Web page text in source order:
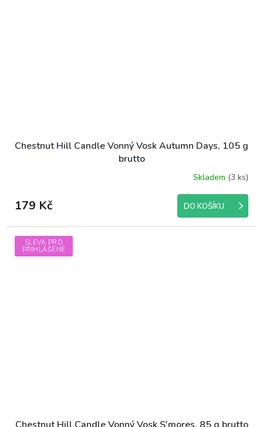
Chestnut Hill Candle Vonný Vosk Autumn Days, 105 g
brutto
Skladem (3 ks)
179 Kč DO KOŠÍKU
SLEVA PRO
PŘIHLÁŠENÉ